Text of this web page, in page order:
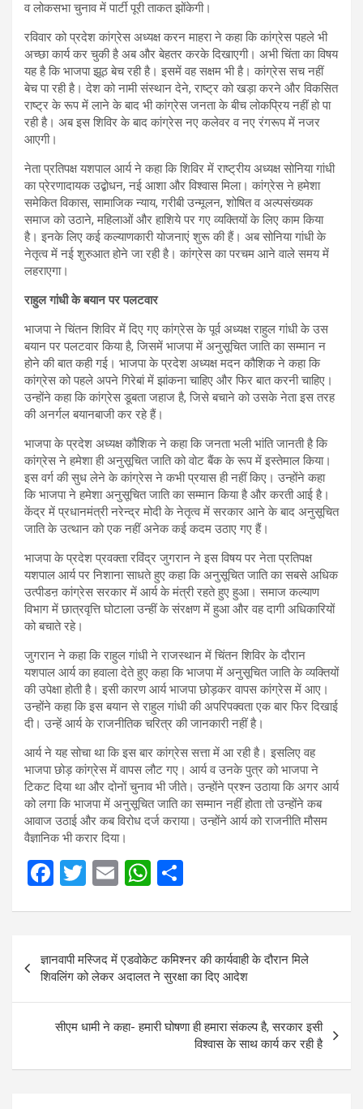
व लोकसभा चुनाव में पार्टी पूरी ताकत झोंकेगी।
रविवार को प्रदेश कांग्रेस अध्यक्ष करन माहरा ने कहा कि कांग्रेस पहले भी
अच्छा कार्य कर चुकी है अब और बेहतर करके दिखाएगी। अभी चिंता का विषय
यह है कि भाजपा झूठ बेच रही है। इसमें वह सक्षम भी है। कांग्रेस सच नहीं
बेच पा रही है। देश को नामी संस्थान देने, राष्ट्र को खड़ा करने और विकसित
राष्ट्र के रूप में लाने के बाद भी कांग्रेस जनता के बीच लोकप्रिय नहीं हो पा
रही है। अब इस शिविर के बाद कांग्रेस नए कलेवर व नए रंगरूप में नजर
आएगी।
नेता प्रतिपक्ष यशपाल आर्य ने कहा कि शिविर में राष्ट्रीय अध्यक्ष सोनिया गांधी
का प्रेरणादायक उद्बोधन, नई आशा और विश्वास मिला। कांग्रेस ने हमेशा
समेकित विकास, सामाजिक न्याय, गरीबी उन्मूलन, शोषित व अल्पसंख्यक
समाज को उठाने, महिलाओं और हाशिये पर गए व्यक्तियों के लिए काम किया
है। इनके लिए कई कल्याणकारी योजनाएं शुरू की हैं। अब सोनिया गांधी के
नेतृत्व में नई शुरुआत होने जा रही है। कांग्रेस का परचम आने वाले समय में
लहराएगा।
राहुल गांधी के बयान पर पलटवार
भाजपा ने चिंतन शिविर में दिए गए कांग्रेस के पूर्व अध्यक्ष राहुल गांधी के उस
बयान पर पलटवार किया है, जिसमें भाजपा में अनुसूचित जाति का सम्मान न
होने की बात कही गई। भाजपा के प्रदेश अध्यक्ष मदन कौशिक ने कहा कि
कांग्रेस को पहले अपने गिरेबां में झांकना चाहिए और फिर बात करनी चाहिए।
उन्होंने कहा कि कांग्रेस डूबता जहाज है, जिसे बचाने को उसके नेता इस तरह
की अनर्गल बयानबाजी कर रहे हैं।
भाजपा के प्रदेश अध्यक्ष कौशिक ने कहा कि जनता भली भांति जानती है कि
कांग्रेस ने हमेशा ही अनुसूचित जाति को वोट बैंक के रूप में इस्तेमाल किया।
इस वर्ग की सुध लेने के कांग्रेस ने कभी प्रयास ही नहीं किए। उन्होंने कहा
कि भाजपा ने हमेशा अनुसूचित जाति का सम्मान किया है और करती आई है।
केंद्र में प्रधानमंत्री नरेन्द्र मोदी के नेतृत्व में सरकार आने के बाद अनुसूचित
जाति के उत्थान को एक नहीं अनेक कई कदम उठाए गए हैं।
भाजपा के प्रदेश प्रवक्ता रविंद्र जुगरान ने इस विषय पर नेता प्रतिपक्ष
यशपाल आर्य पर निशाना साधते हुए कहा कि अनुसूचित जाति का सबसे अधिक
उत्पीडऩ कांग्रेस सरकार में आर्य के मंत्री रहते हुए हुआ। समाज कल्याण
विभाग में छात्रवृत्ति घोटाला उन्हीं के संरक्षण में हुआ और वह दागी अधिकारियों
को बचाते रहे।
जुगरान ने कहा कि राहुल गांधी ने राजस्थान में चिंतन शिविर के दौरान
यशपाल आर्य का हवाला देते हुए कहा कि भाजपा में अनुसूचित जाति के व्यक्तियों
की उपेक्षा होती है। इसी कारण आर्य भाजपा छोड़कर वापस कांग्रेस में आए।
उन्होंने कहा कि इस बयान से राहुल गांधी की अपरिपक्वता एक बार फिर दिखाई
दी। उन्हें आर्य के राजनीतिक चरित्र की जानकारी नहीं है।
आर्य ने यह सोचा था कि इस बार कांग्रेस सत्ता में आ रही है। इसलिए वह
भाजपा छोड़ कांग्रेस में वापस लौट गए। आर्य व उनके पुत्र को भाजपा ने
टिकट दिया था और दोनों चुनाव भी जीते। उन्होंने प्रश्न उठाया कि अगर आर्य
को लगा कि भाजपा में अनुसूचित जाति का सम्मान नहीं होता तो उन्होंने कब
आवाज उठाई और कब विरोध दर्ज कराया। उन्होंने आर्य को राजनीति मौसम
वैज्ञानिक भी करार दिया।
F
b
o
o
k
T
er
E
W
s
A
p
p
e
navigation
ज्ञानवापी मस्जिद में एडवोकेट कमिश्‍नर की कार्यवाही के दौरान मिले
शिवलिंग को लेकर अदालत ने सुरक्षा का दिए आदेश
सीएम धामी ने कहा- हमारी घोषणा ही हमारा संकल्प है, सरकार इसी
विश्वास के साथ कार्य कर रही है